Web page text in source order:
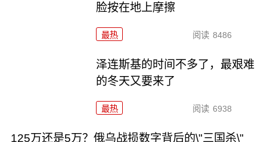
脸按在地上摩擦
最热 阅读 8486
泽连斯基的时间不多了，最艰难
的冬天又要来了
最热 阅读 6938
125万还是5万？俄乌战损数字背后的\"三国杀\"